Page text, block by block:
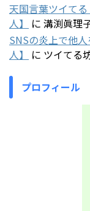
天国言葉ツイて
人】
に 溝渕眞理
SNSの炎上で他
人】
に ツイてる
プロフィール